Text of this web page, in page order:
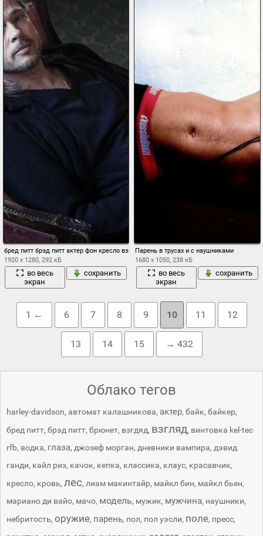
бред питт брэд питт актер фон кресло взгдяд
1920 x 1280, 292 кБ
во весь
экран
сохранить
Парень в трусах и с наушниками
1680 x 1050, 238 кБ
во весь
экран
сохранить
1 ← 6 7 8 9 10 11 12
13 14 15 → 432
Облако тегов
harley-davidson, автомат калашникова, актер, байк, байкер,
бред питт, брэд питт, брюнет, взгдяд, взгляд, винтовка kel-tec
rfb, водка, глаза, джозеф морган, дневники вампира, дэвид
ганди, кайл риз, качок, кепка, классика, клаус, красавчик,
кресло, кровь, лес, лиам макинтайр, майкл бин, майкл бьен,
мариано ди вайо, мачо, модель, мужик, мужчина, наушники,
небритость, оружие, парень, пол, пол уэсли, поле, пресс,